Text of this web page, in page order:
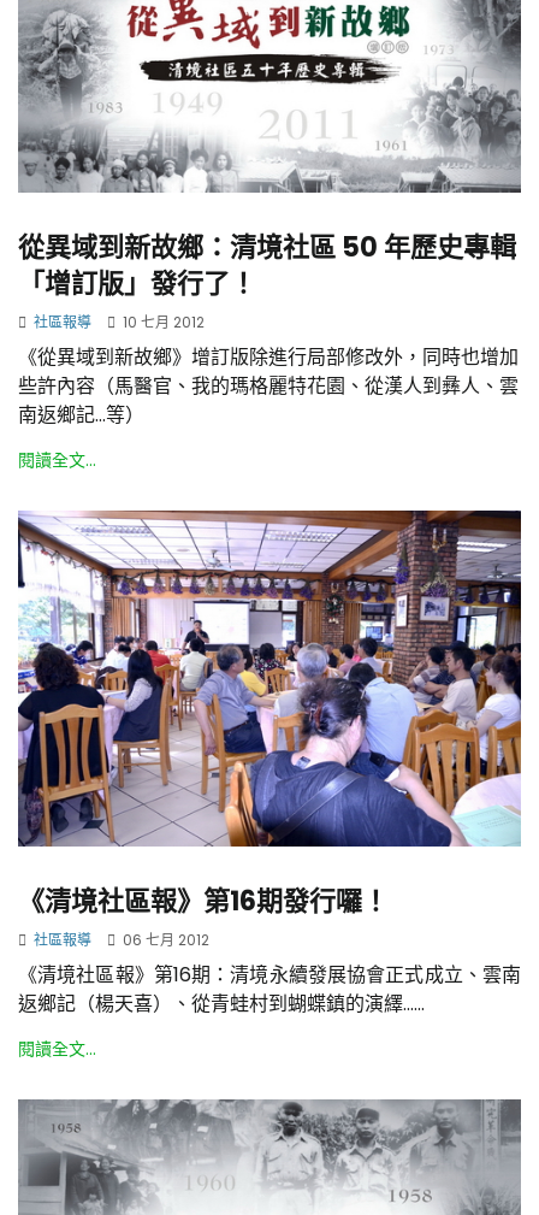
從異域到新故鄉：清境社區 50 年歷史專輯
「增訂版」發行了！
社區報導 10 七月 2012
《從異域到新故鄉》增訂版除進行局部修改外，同時也增加
些許內容（馬醫官、我的瑪格麗特花園、從漢人到彝人、雲
南返鄉記…等）
閱讀全文...
《清境社區報》第16期發行囉！
社區報導 06 七月 2012
《清境社區報》第16期：清境永續發展協會正式成立、雲南
返鄉記（楊天喜）、從青蛙村到蝴蝶鎮的演繹......
閱讀全文...